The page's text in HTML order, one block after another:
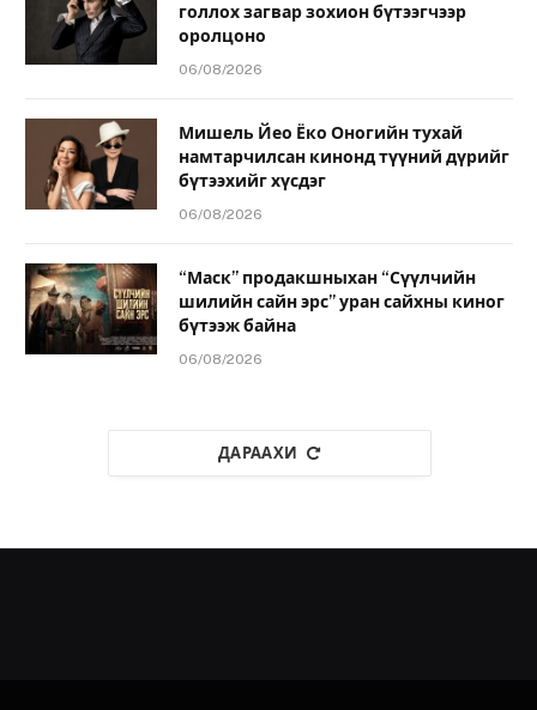
голлох загвар зохион бүтээгчээр
оролцоно
06/08/2026
Мишель Йео Ёко Оногийн тухай
намтарчилсан кинонд түүний дүрийг
бүтээхийг хүсдэг
06/08/2026
“Маск” продакшныхан “Сүүлчийн
шилийн сайн эрс” уран сайхны киног
бүтээж байна
06/08/2026
ДАРААХИ